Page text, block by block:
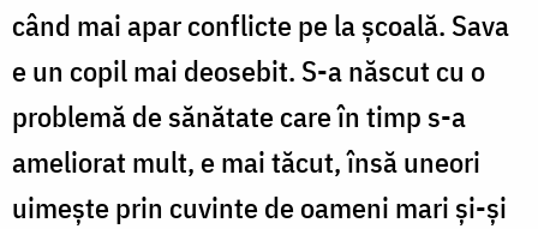
când mai apar conflicte pe la școală. Sava
e un copil mai deosebit. S-a născut cu o
problemă de sănătate care în timp s-a
ameliorat mult, e mai tăcut, însă uneori
uimește prin cuvinte de oameni mari și-și